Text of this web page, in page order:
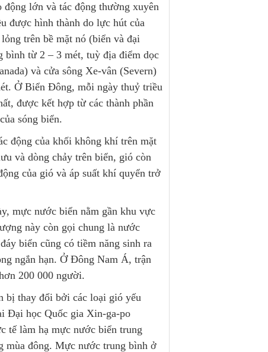
lớn và tác động thường xuyên
được hình thành do lực hút của
trên bề mặt nó (biển và đại
bình từ 2 – 3 mét, tuỳ địa điểm dọc
và cửa sông Xe-vân (Severn)
Ở Biển Đông, mỗi ngày thuỷ triều
được kết hợp từ các thành phần
sóng biển.
động của khối không khí trên mặt
và dòng chảy trên biển, gió còn
của gió và áp suất khí quyển trở
mực nước biển nằm gần khu vực
này còn gọi chung là nước
biển cũng có tiềm năng sinh ra
ngắn hạn. Ở Đông Nam Á, trận
200 000 người.
bị thay đổi bởi các loại gió yếu
Đại học Quốc gia Xin-ga-po
tế làm hạ mực nước biển trung
mùa đông. Mực nước trung bình ở